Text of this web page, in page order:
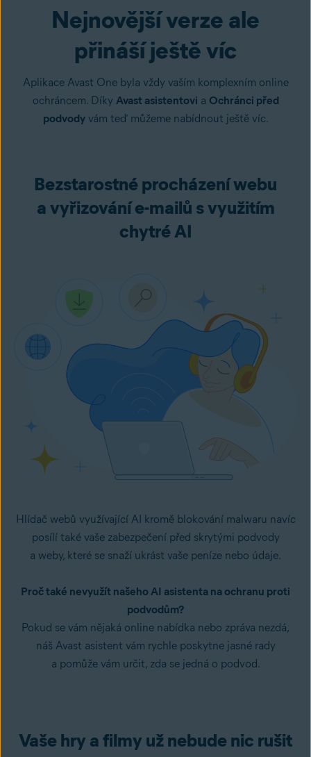
Nejnovější verze ale
přináší ještě víc
Aplikace Avast One byla vždy vaším komplexním online
ochráncem. Díky Avast asistentovi a Ochránci před
podvodyvám teď můžeme nabídnout ještě víc.
Bezstarostné procházení webu
a vyřizování e-mailů s využitím
chytré AI
Hlídač webů využívající AI kromě blokování malwaru navíc
posílí také vaše zabezpečení před skrytými podvody
a weby, které se snaží ukrást vaše peníze nebo údaje.
Proč také nevyužít našeho AI asistenta na ochranu proti
podvodům?
Pokud se vám nějaká online nabídka nebo zpráva nezdá,
náš Avast asistent vám rychle poskytne jasné rady
a pomůže vám určit, zda se jedná o podvod.
Vaše hry a filmy už nebude nic rušit